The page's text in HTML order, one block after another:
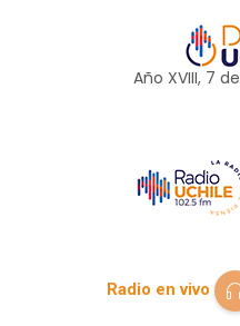
Año XVIII, 7 de
Radio en vivo